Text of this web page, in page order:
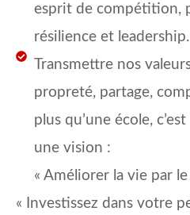
esprit de compétition,
résilience et leadership.
Transmettre nos
propreté, partage,
plus qu’une école,
une vision :
« Améliorer la vie par le
« Investissez dans votre